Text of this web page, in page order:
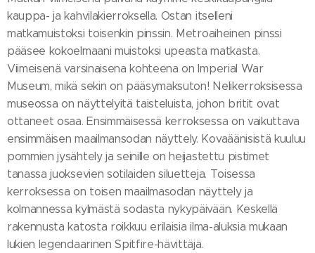
kauppa- ja kahvilakierroksella. Ostan itselleni
matkamuistoksi toisenkin pinssin. Metroaiheinen pinssi
pääsee kokoelmaani muistoksi upeasta matkasta.
Viimeisenä varsinaisena kohteena on Imperial War
Museum, mikä sekin on pääsymaksuton! Nelikerroksisessa
museossa on näyttelyitä taisteluista, johon britit ovat
ottaneet osaa. Ensimmäisessä kerroksessa on vaikuttava
ensimmäisen maailmansodan näyttely. Kovaäänisistä kuuluu
pommien jysähtely ja seinille on heijastettu pistimet
tanassa juoksevien sotilaiden siluetteja. Toisessa
kerroksessa on toisen maailmasodan näyttely ja
kolmannessa kylmästä sodasta nykypäivään. Keskellä
rakennusta katosta roikkuu erilaisia ilma-aluksia mukaan
lukien legendaarinen Spitfire-hävittäjä.